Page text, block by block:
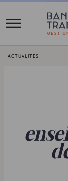
Vous êtes ici:
ACTUALITÉS